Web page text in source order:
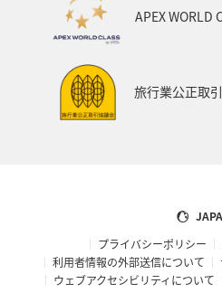
APEX WORLD
旅行業公正取
プライバシーポリシー
利用者情報の外部送信について
ウェブアクセシビリティについて